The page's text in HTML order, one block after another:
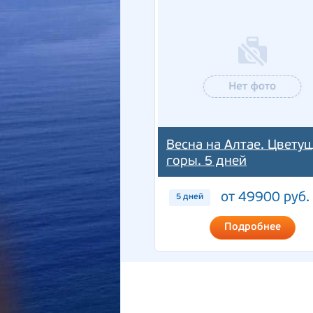
Весна на Алтае.
горы. 5 дней
5 дней от 49900 руб.
Подробнее